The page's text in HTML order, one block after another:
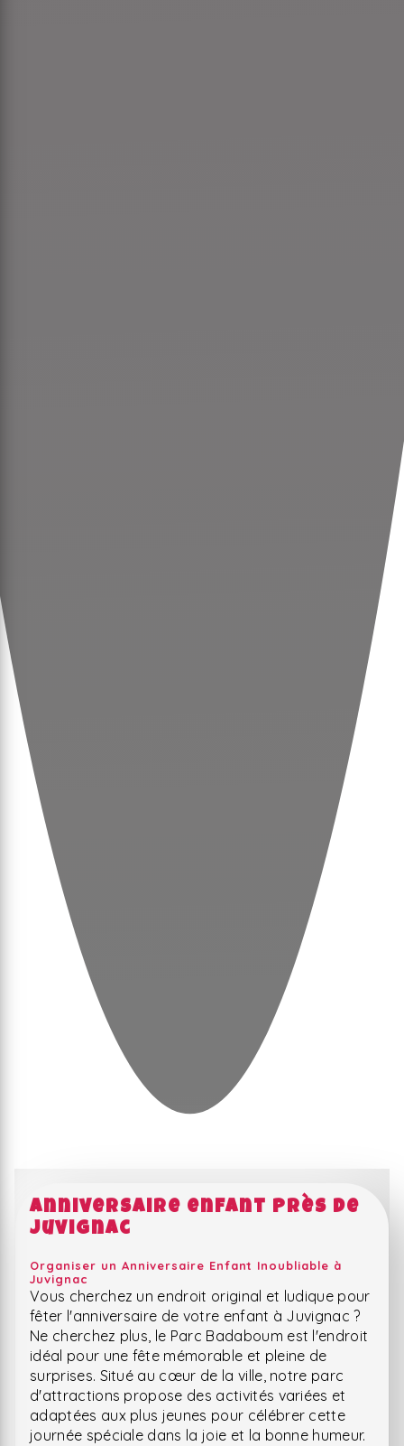
Anniversaire enfant près de
Juvignac
Organiser un Anniversaire Enfant Inoubliable à
Juvignac
Vous cherchez un endroit original et ludique pour
fêter l'anniversaire de votre enfant à Juvignac ?
Ne cherchez plus, le Parc Badaboum est l'endroit
idéal pour une fête mémorable et pleine de
surprises. Situé au cœur de la ville, notre parc
d'attractions propose des activités variées et
adaptées aux plus jeunes pour célébrer cette
journée spéciale dans la joie et la bonne humeur.